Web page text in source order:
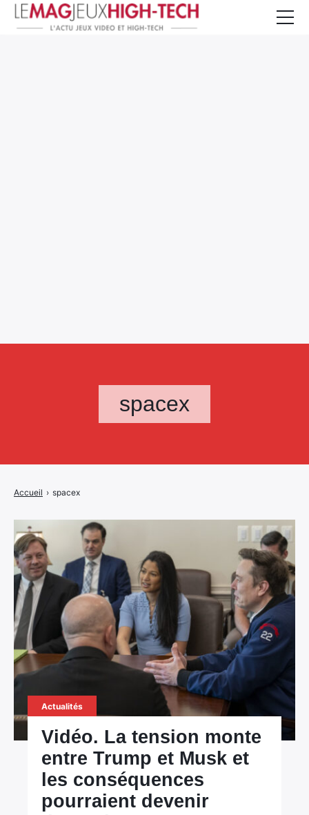
spacex
Accueil › spacex
Actualités
Vidéo. La tension monte
entre Trump et Musk et
les conséquences
pourraient devenir